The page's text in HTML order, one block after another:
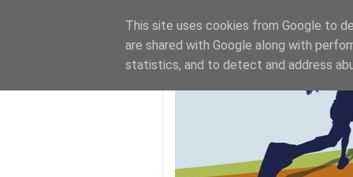
This site uses cookies from Google to
are shared with Google along with
statistics, and to detect and address